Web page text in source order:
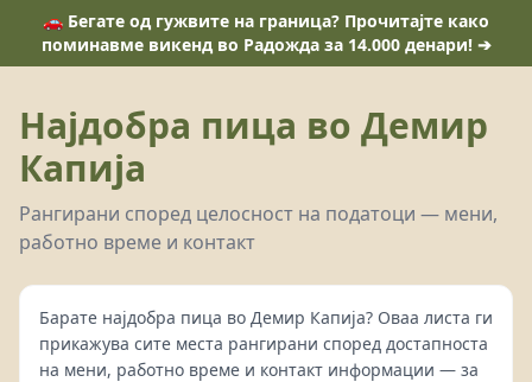
🚗 Бегате од гужвите на граница? Прочитајте како
поминавме викенд во Радожда за 14.000 денари! ➔
Најдобра пица во Демир
Капија
Рангирани според целосност на податоци — мени,
работно време и контакт
Барате најдобра пица во Демир Капија? Оваа листа ги
прикажува сите места рангирани според достапноста
на мени, работно време и контакт информации — за